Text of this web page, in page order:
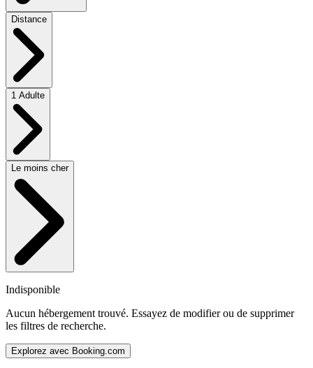
Distance
1 Adulte
Le moins cher
Indisponible
Aucun hébergement trouvé. Essayez de modifier ou de supprimer
les filtres de recherche.
Explorez avec Booking.com